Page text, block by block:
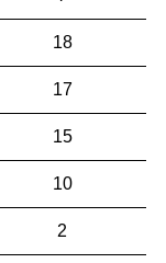
18
17
15
10
2